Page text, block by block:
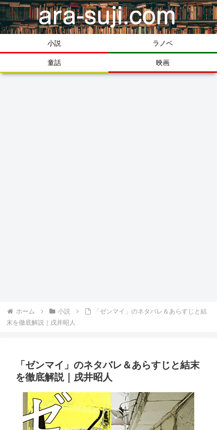
小説 ラノベ
童話 映画
ホーム 小説
「ゼンマイ」のネタバレ＆あらすじと結
末を徹底解説｜戌井昭人
「ゼンマイ」のネタバレ＆あらすじと結末
を徹底解説｜戌井昭人